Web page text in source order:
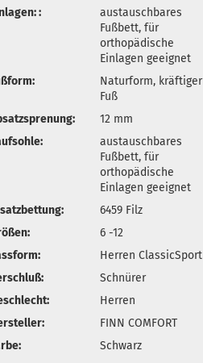
:
austauschbares
Fußbett, für
orthopädische
Einlagen geeignet
Naturform, kräftiger
Fuß
12 mm
austauschbares
Fußbett, für
orthopädische
Einlagen geeignet
6459 Filz
6 -12
Herren ClassicSport
Schnürer
Herren
FINN COMFORT
Schwarz